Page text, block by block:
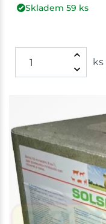
Skladem 59 ks
ks